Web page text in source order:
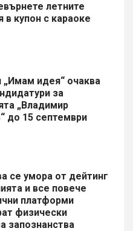
летните
в купон с караоке
идея“ очаква
за
„Владимир
до 15 септември
се умора от дейтинг
и все повече
платформи
физически
запознанства